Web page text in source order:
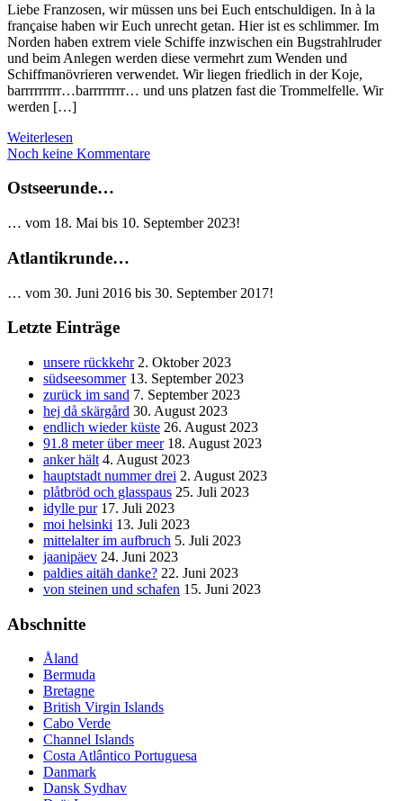
Liebe Franzosen, wir müssen uns bei Euch entschuldigen. In à la
française haben wir Euch unrecht getan. Hier ist es schlimmer. Im
Norden haben extrem viele Schiffe inzwischen ein Bugstrahlruder
und beim Anlegen werden diese vermehrt zum Wenden und
Schiffmanövrieren verwendet. Wir liegen friedlich in der Koje,
barrrrrrrrr…barrrrrrrr… und uns platzen fast die Trommelfelle. Wir
werden […]
Weiterlesen
Noch keine Kommentare
Ostseerunde…
… vom 18. Mai bis 10. September 2023!
Atlantikrunde…
… vom 30. Juni 2016 bis 30. September 2017!
Letzte Einträge
unsere rückkehr 2. Oktober 2023
südseesommer 13. September 2023
zurück im sand 7. September 2023
hej då skärgård 30. August 2023
endlich wieder küste 26. August 2023
91.8 meter über meer 18. August 2023
anker hält 4. August 2023
hauptstadt nummer drei 2. August 2023
plåtbröd och glasspaus 25. Juli 2023
idylle pur 17. Juli 2023
moi helsinki 13. Juli 2023
mittelalter im aufbruch 5. Juli 2023
jaanipäev 24. Juni 2023
paldies aitäh danke? 22. Juni 2023
von steinen und schafen 15. Juni 2023
Abschnitte
Åland
Bermuda
Bretagne
British Virgin Islands
Cabo Verde
Channel Islands
Costa Atlântico Portuguesa
Danmark
Dansk Sydhav